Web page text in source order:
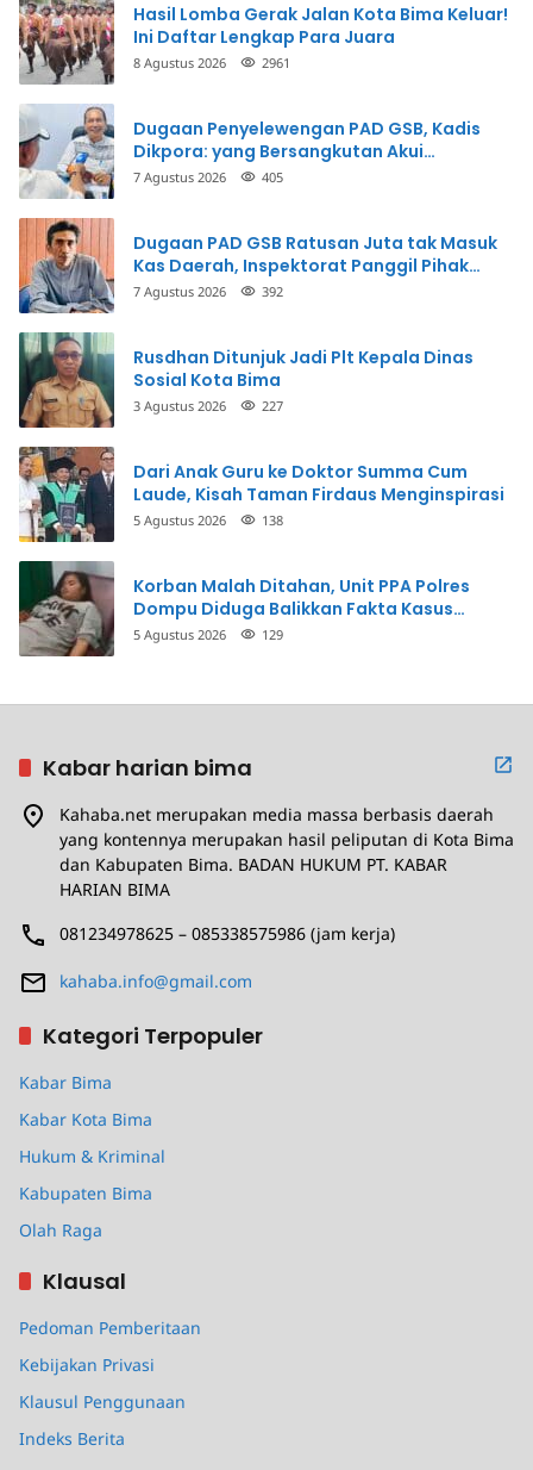
Hasil Lomba Gerak Jalan Kota Bima Keluar!
Ini Daftar Lengkap Para Juara
8 Agustus 2026 2961
Dugaan Penyelewengan PAD GSB, Kadis
Dikpora: yang Bersangkutan Akui
Perbuatannya dan Siap Mengembalikan
7 Agustus 2026 405
Dugaan PAD GSB Ratusan Juta tak Masuk
Kas Daerah, Inspektorat Panggil Pihak
Terkait
7 Agustus 2026 392
Rusdhan Ditunjuk Jadi Plt Kepala Dinas
Sosial Kota Bima
3 Agustus 2026 227
Dari Anak Guru ke Doktor Summa Cum
Laude, Kisah Taman Firdaus Menginspirasi
5 Agustus 2026 138
Korban Malah Ditahan, Unit PPA Polres
Dompu Diduga Balikkan Fakta Kasus
Penganiayaan
5 Agustus 2026 129
Kabar harian bima
Kahaba.net merupakan media massa berbasis daerah
yang kontennya merupakan hasil peliputan di Kota Bima
dan Kabupaten Bima. BADAN HUKUM PT. KABAR
HARIAN BIMA
081234978625 – 085338575986 (jam kerja)
kahaba.info@gmail.com
Kategori Terpopuler
Kabar Bima
Kabar Kota Bima
Hukum & Kriminal
Kabupaten Bima
Olah Raga
Klausal
Pedoman Pemberitaan
Kebijakan Privasi
Klausul Penggunaan
Indeks Berita